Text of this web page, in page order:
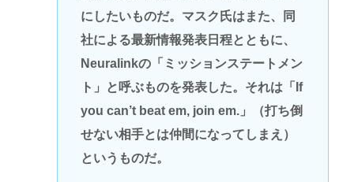
にしたいものだ。マスク氏はまた、同
社による最新情報発表日程とともに、
Neuralinkの「ミッションステートメン
ト」と呼ぶものを発表した。それは「If
you can’t beat em, join em.」（打ち倒
せない相手とは仲間になってしまえ）
というものだ。